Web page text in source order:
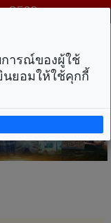
2569
การณ์ของผู้ใช้
นยอมให้ใช้คุกกี้